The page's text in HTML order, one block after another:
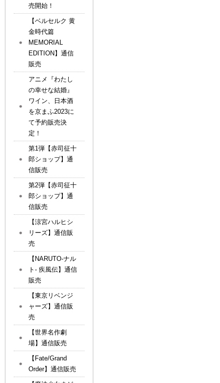
売開始！
【ベルセルク 黄
金時代篇
MEMORIAL
EDITION】通信
販売
アニメ『わたし
の幸せな結婚』
ワイン、日本酒
を京まふ2023に
て予約販売決
定！
第1弾【赤司征十
郎ショップ】通
信販売
第2弾【赤司征十
郎ショップ】通
信販売
【涼宮ハルヒシ
リーズ】通信販
売
【NARUTO-ナル
ト- 疾風伝】通信
販売
【東京リベンジ
ャーズ】通信販
売
【世界名作劇
場】通信販売
【Fate/Grand
Order】通信販売